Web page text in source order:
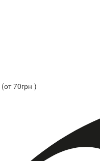
(от 70грн )